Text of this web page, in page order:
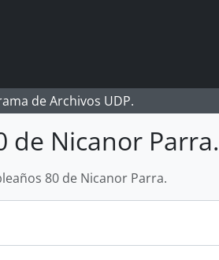
de Archivos UDP.
de Nicanor Parra.
80 de Nicanor Parra.